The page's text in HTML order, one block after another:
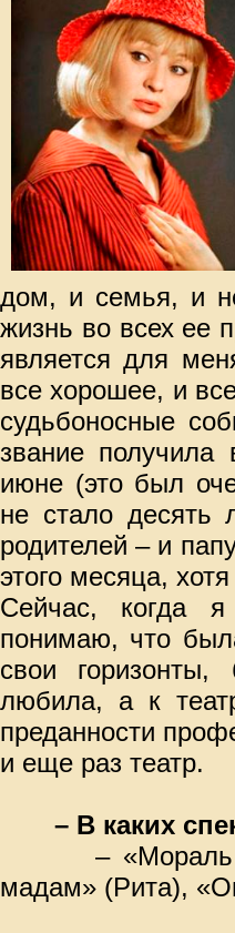
дом, и семья, и
жизнь во всех ее
является для
все хорошее, и
судьбоносные
звание
июне (это был
не стало десять
родителей – и
этого месяца,
Сейчас, когда
понимаю, что
свои
любила, а к
преданности
и еще раз театр.
– В каких
– «Мораль
мадам» (Рита),